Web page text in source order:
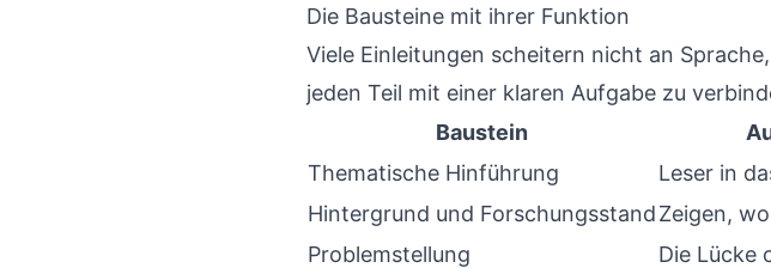
Die Bausteine mit ihrer Funktion
Viele Einleitungen scheitern nicht an
jeden Teil mit einer klaren Aufgabe zu
Baustein
Thematische Hinführung
Leser in
Hintergrund und ForschungsstandZeigen,
Problemstellung
Die Lücke